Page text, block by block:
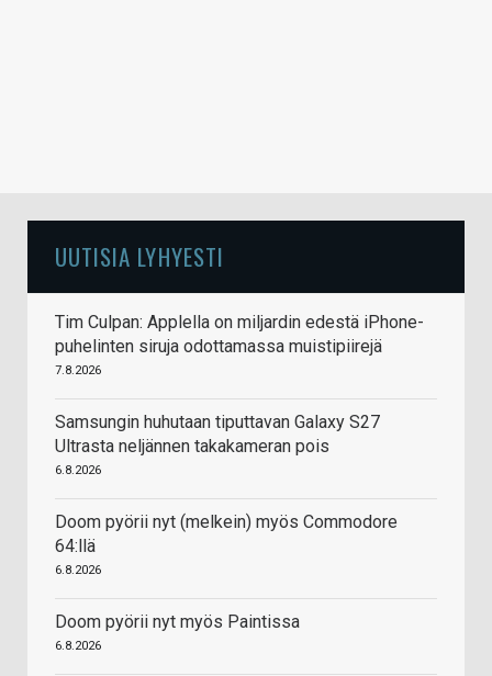
UUTISIA LYHYESTI
Tim Culpan: Applella on miljardin edestä iPhone-
puhelinten siruja odottamassa muistipiirejä
7.8.2026
Samsungin huhutaan tiputtavan Galaxy S27
Ultrasta neljännen takakameran pois
6.8.2026
Doom pyörii nyt (melkein) myös Commodore
64:llä
6.8.2026
Doom pyörii nyt myös Paintissa
6.8.2026